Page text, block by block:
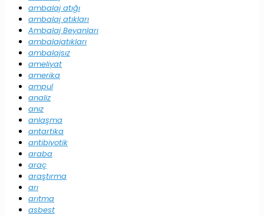
ambalaj atığı
ambalaj atıkları
Ambalaj Beyanları
ambalajatıkları
ambalajsız
ameliyat
amerika
ampul
analiz
anız
anlaşma
antartika
antibiyotik
araba
araç
araştırma
arı
arıtma
asbest